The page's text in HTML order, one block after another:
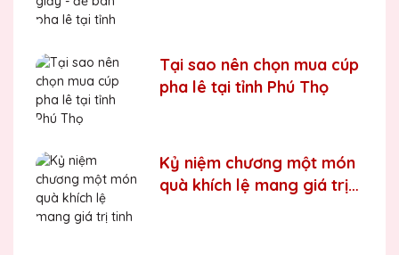
Tại sao nên chọn mua cúp
pha lê tại tỉnh Phú Thọ
Kỷ niệm chương một món
quà khích lệ mang giá trị